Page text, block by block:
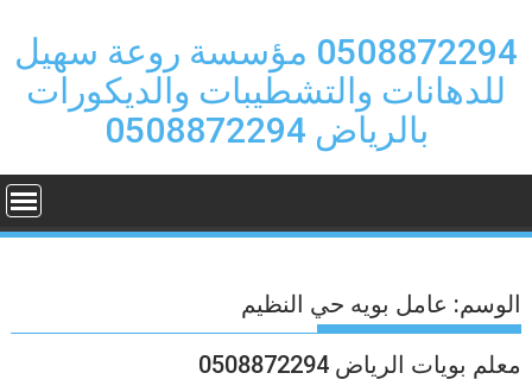
content
0508872294 مؤسسة روعة سهيل
للدهانات والتشطيبات والديكورات
بالرياض 0508872294
الوسم: عامل بويه حي النظيم
معلم بويات الرياض 0508872294